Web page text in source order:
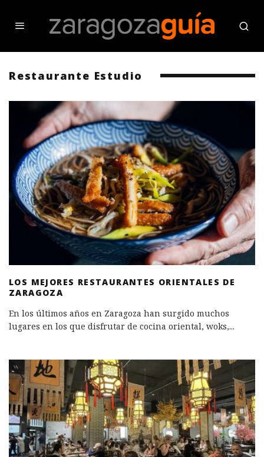
Restaurante Estudio
LOS MEJORES RESTAURANTES ORIENTALES DE
ZARAGOZA
En los últimos años en Zaragoza han surgido muchos
lugares en los que disfrutar de cocina oriental, woks,...